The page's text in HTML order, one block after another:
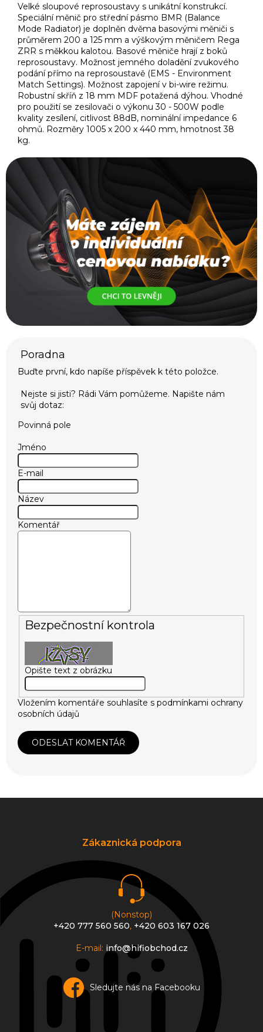
Velké sloupové reprosoustavy s unikátní konstrukcí.
Speciální měnič pro střední pásmo BMR (Balance
Mode Radiator) je doplněn dvěma basovými měniči s
průměrem 200 a 125 mm a výškovým měničem Rega
ZRR s měkkou kalotou. Basové měniče hrají z boků
reprosoustavy. Možnost jemného doladění zvukového
podání přímo na reprosoustavě (EMS - Environment
Match Settings). Možnost zapojení v bi-wire režimu.
Robustní skříň z 18 mm MDF potažená dýhou. Vhodné
pro použití se zesilovači o výkonu 30 - 500W podle
kvality zesílení, citlivost 88dB, nominální impedance 6
ohmů. Rozměry 1005 x 200 x 440 mm, hmotnost 38
kg.
Buďte první, kdo napíše příspěvek k této položce.
Povinná pole
Jméno
E-mail
Název
Komentář
Bezpečnostní kontrola
Opište text z obrázku
Vložením komentáře souhlasíte s podmínkami ochrany
osobních údajů
ODESLAT KOMENTÁŘ
Zákaznická podpora
(Nonstop)
+420 777 560 560, +420 603 167 026
E-mail: info@hifiobchod.cz
Sledujte nás na Facebooku